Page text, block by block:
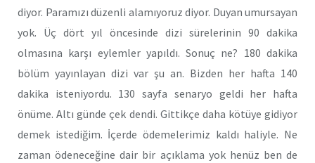
diyor. Paramızı düzenli alamıyoruz diyor. Duyan umursayan
yok. Üç dört yıl öncesinde dizi sürelerinin 90 dakika
olmasına karşı eylemler yapıldı. Sonuç ne? 180 dakika
bölüm yayınlayan dizi var şu an. Bizden her hafta 140
dakika isteniyordu. 130 sayfa senaryo geldi her hafta
önüme. Altı günde çek dendi. Gittikçe daha kötüye gidiyor
demek istediğim. İçerde ödemelerimiz kaldı haliyle. Ne
zaman ödeneceğine dair bir açıklama yok henüz ben de